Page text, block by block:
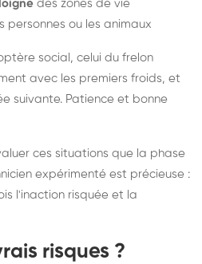
des zones de vie
personnes ou les animaux
social, celui du frelon
avec les premiers froids, et
suivante. Patience et bonne
ces situations que la phase
expérimenté est précieuse :
l'inaction risquée et la
risques ?